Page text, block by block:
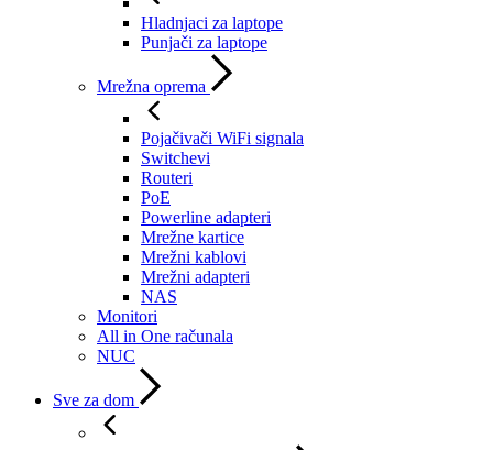
Hladnjaci za laptope
Punjači za laptope
Mrežna oprema
Pojačivači WiFi signala
Switchevi
Routeri
PoE
Powerline adapteri
Mrežne kartice
Mrežni kablovi
Mrežni adapteri
NAS
Monitori
All in One računala
NUC
Sve za dom